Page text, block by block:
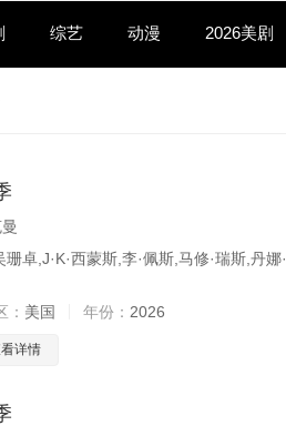
综艺 动漫 2026美剧
珊卓,J·K·西蒙斯,李·佩斯,马修·瑞斯,丹
： 美国 年份： 2026
详情